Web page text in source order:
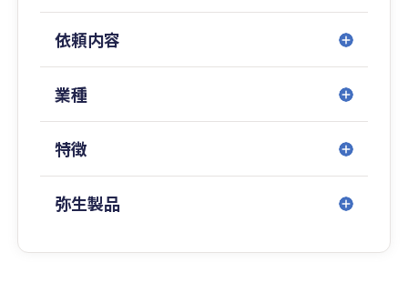
依頼内容
業種
特徴
弥生製品